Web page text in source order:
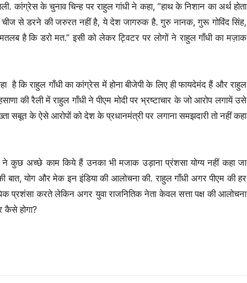
कांग्रेस के चुनाव चिन्ह पर राहुल गांधी ने कहा, ”हाथ के निशान का अर्थ होता
से डरने की जरुरत नहीं है, ये देश जागरुक है. गुरु नानक, गुरू गोविंद सिंह,
है कि डरो मत.” इसी को लेकर ट्विटर पर लोगों ने राहुल गाँधी का मज़ाक
है कि राहुल गाँधी का कांग्रेस में होना बीजेपी के लिए ही फायदेमंद हैं और राहुल
की रैली में राहुल गाँधी ने पीएम मोदी पर भ्रष्टाचार के जो आरोप लगायें उसे
सबूत के ऐसे आरोपों को देश के प्रधानमंत्री पर लगाना समझदारी तो नहीं कहा
ने कुछ अच्छे काम किये हैं उनका भी मजाक उड़ाना प्रंशसा योग्य नहीं कहा जा
योग और मेक इन इंडिया की आलोचना की. राहुल गाँधी अगर पीएम की हर
प्रशंसा करते लेकिन अगर युवा राजनितिक नेता केवल सत्ता पक्ष की आलोचना
कैसे होगा?